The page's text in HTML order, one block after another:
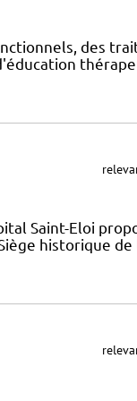
des
Saint-Eloi
historique de